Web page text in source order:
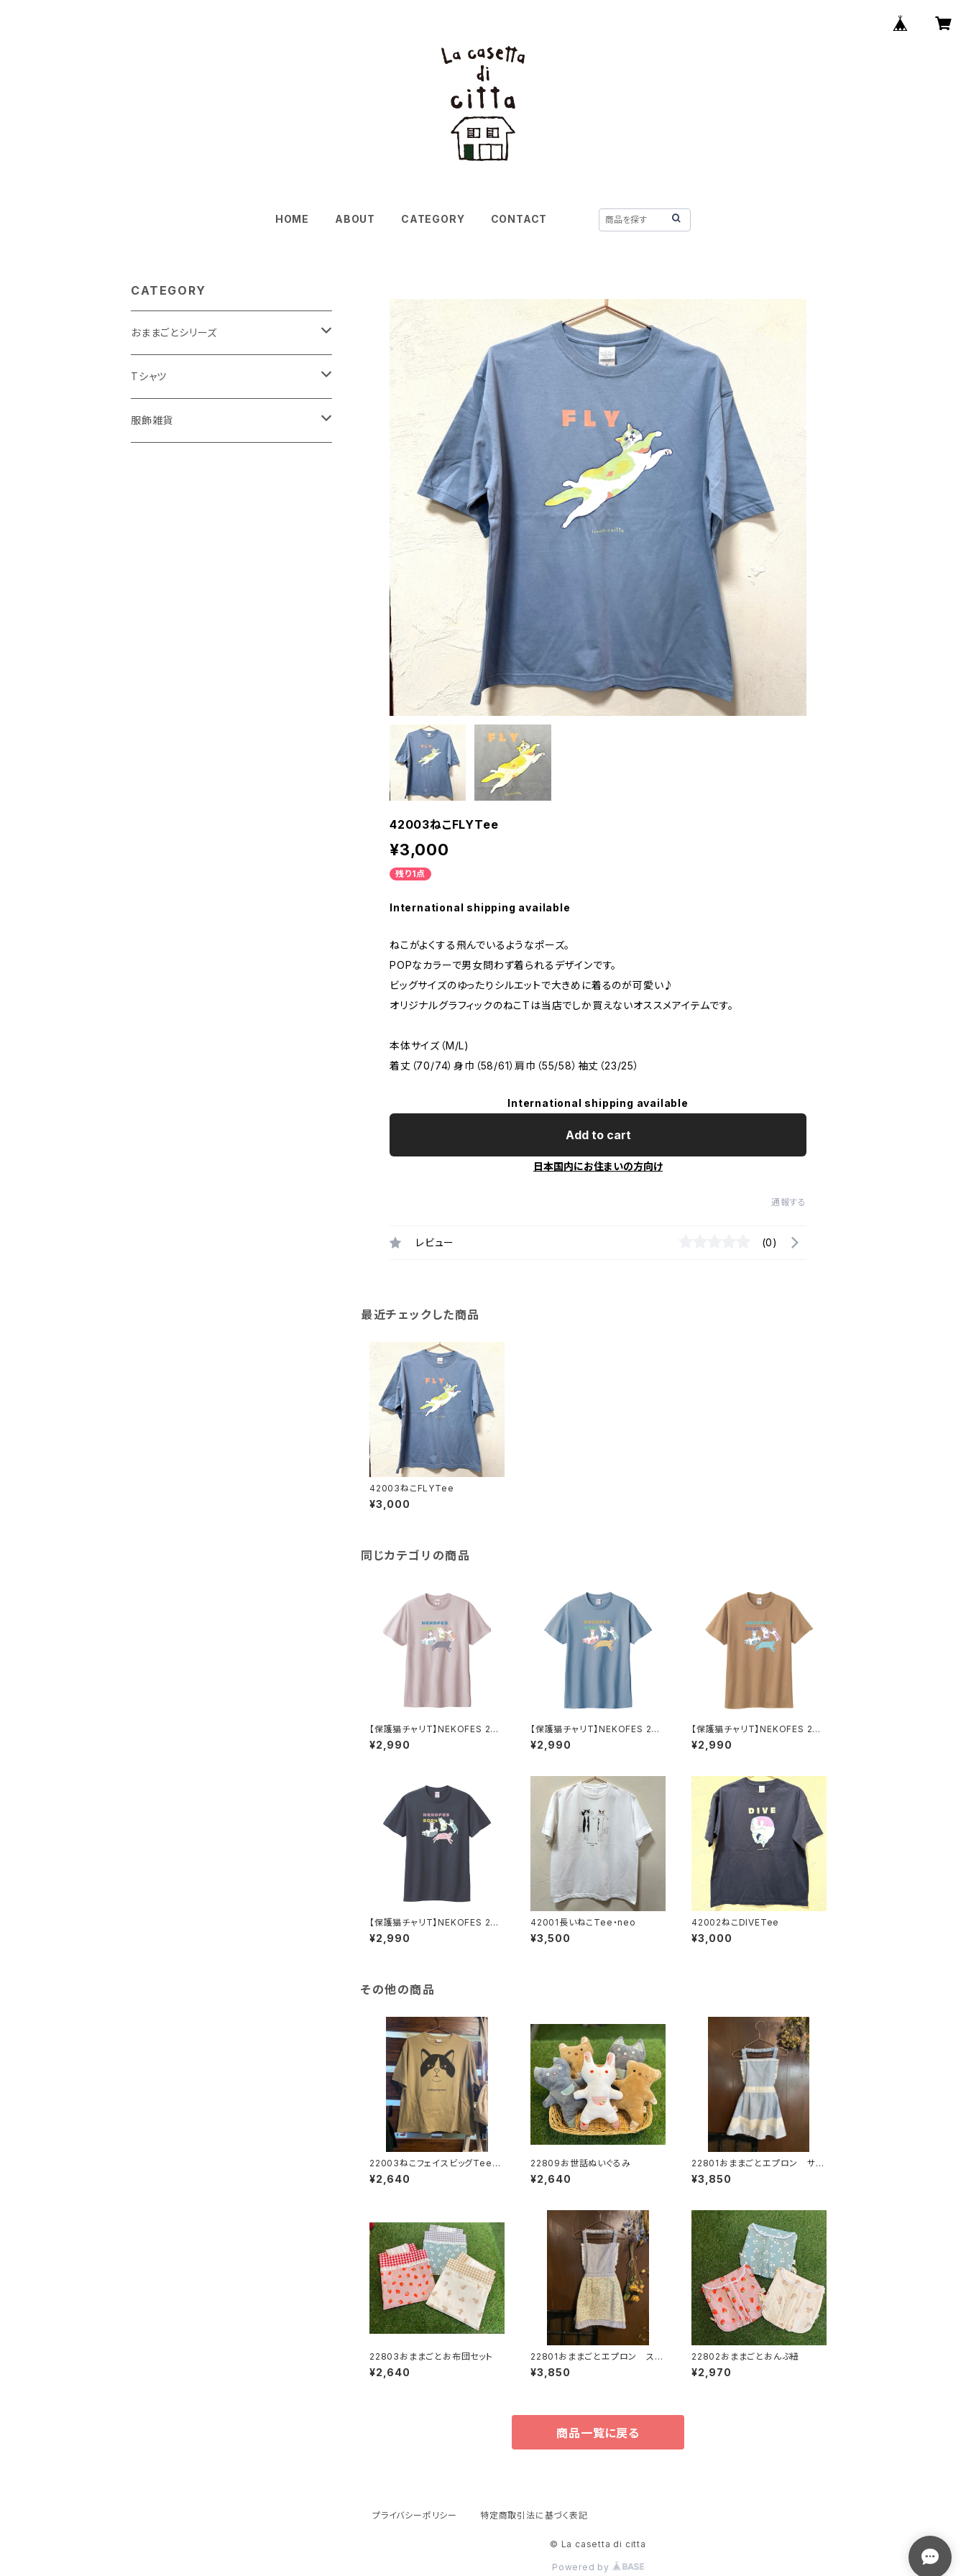
HOME ABOUT CATEGORY CONTACT
42003ねこFLYTee
¥3,000
残り1点
International shipping available
ねこがよくする飛んでいるようなポーズ。
POPなカラーで男女問わず着られるデザインです。
ビッグサイズのゆったりシルエットで大きめに着るのが可愛い♪
オリジナルグラフィックのねこTは当店でしか買えないオススメアイテムです。
本体サイズ（M/L)
着丈（70/74）身巾（58/61）肩巾（55/58）袖丈（23/25）
International shipping available
Add to cart
日本国内にお住まいの方向け
通報する
レビュー (0)
最近チェックした商品
42003ねこFLYTee
¥3,000
同じカテゴリの商品
【保護猫チャリT】NEKOFES 202
4 Tee_うすいグレージュ
¥2,990
【保護猫チャリT】NEKOFES 202
4 Tee_くすみブルー
¥2,990
【保護猫チャリT】NEKOFES 202
4 Tee_ベージュ
¥2,990
【保護猫チャリT】NEKOFES 202
4 Tee_チャコール
¥2,990
42001長いねこTee・neo
¥3,500
42002ねこDIVETee
¥3,000
その他の商品
22003ねこフェイスビッグTee_
ハチワレ
¥2,640
22809お世話ぬいぐるみ
¥2,640
22801おままごとエプロン サッ
クスレースSSサイズ
¥3,850
22803おままごとお布団セット
¥2,640
22801おままごとエプロン スト
ライプフラワー
¥3,850
22802おままごとおんぶ紐
¥2,970
商品一覧に戻る
CATEGORY
おままごとシリーズ
おままごとエプロン
お世話ぬいぐるみ
Tシャツ
ユニ
服飾雑貨
プライバシーポリシー 特定商取引法に基づく表記
© La casetta di citta
Powered by